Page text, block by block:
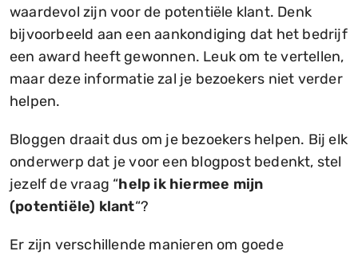
waardevol zijn voor de potentiële klant. Denk
bijvoorbeeld aan een aankondiging dat het bedrijf
een award heeft gewonnen. Leuk om te vertellen,
maar deze informatie zal je bezoekers niet verder
helpen.
Bloggen draait dus om je bezoekers helpen. Bij elk
onderwerp dat je voor een blogpost bedenkt, stel
jezelf de vraag “help ik hiermee mijn
(potentiële) klant“?
Er zijn verschillende manieren om goede